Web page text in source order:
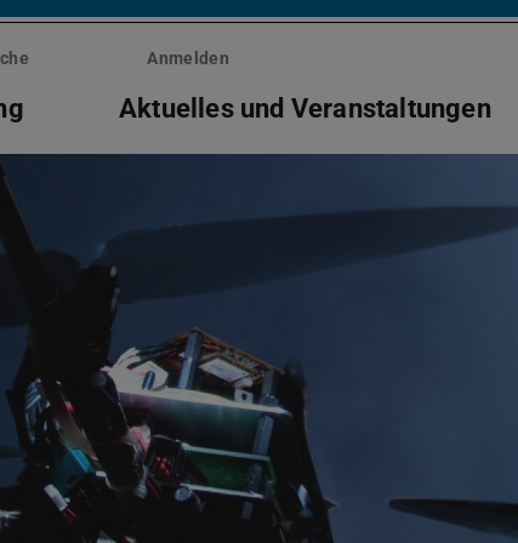
Anmelden
Aktuelles und Veranstaltungen